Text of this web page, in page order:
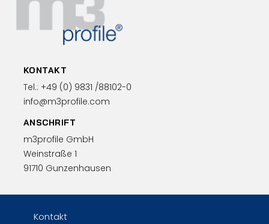
KONTAKT
Tel.: +49 (0) 9831 /88102-0
info@m3profile.com
ANSCHRIFT
m3profile GmbH
Weinstraße 1
91710 Gunzenhausen
Kontakt